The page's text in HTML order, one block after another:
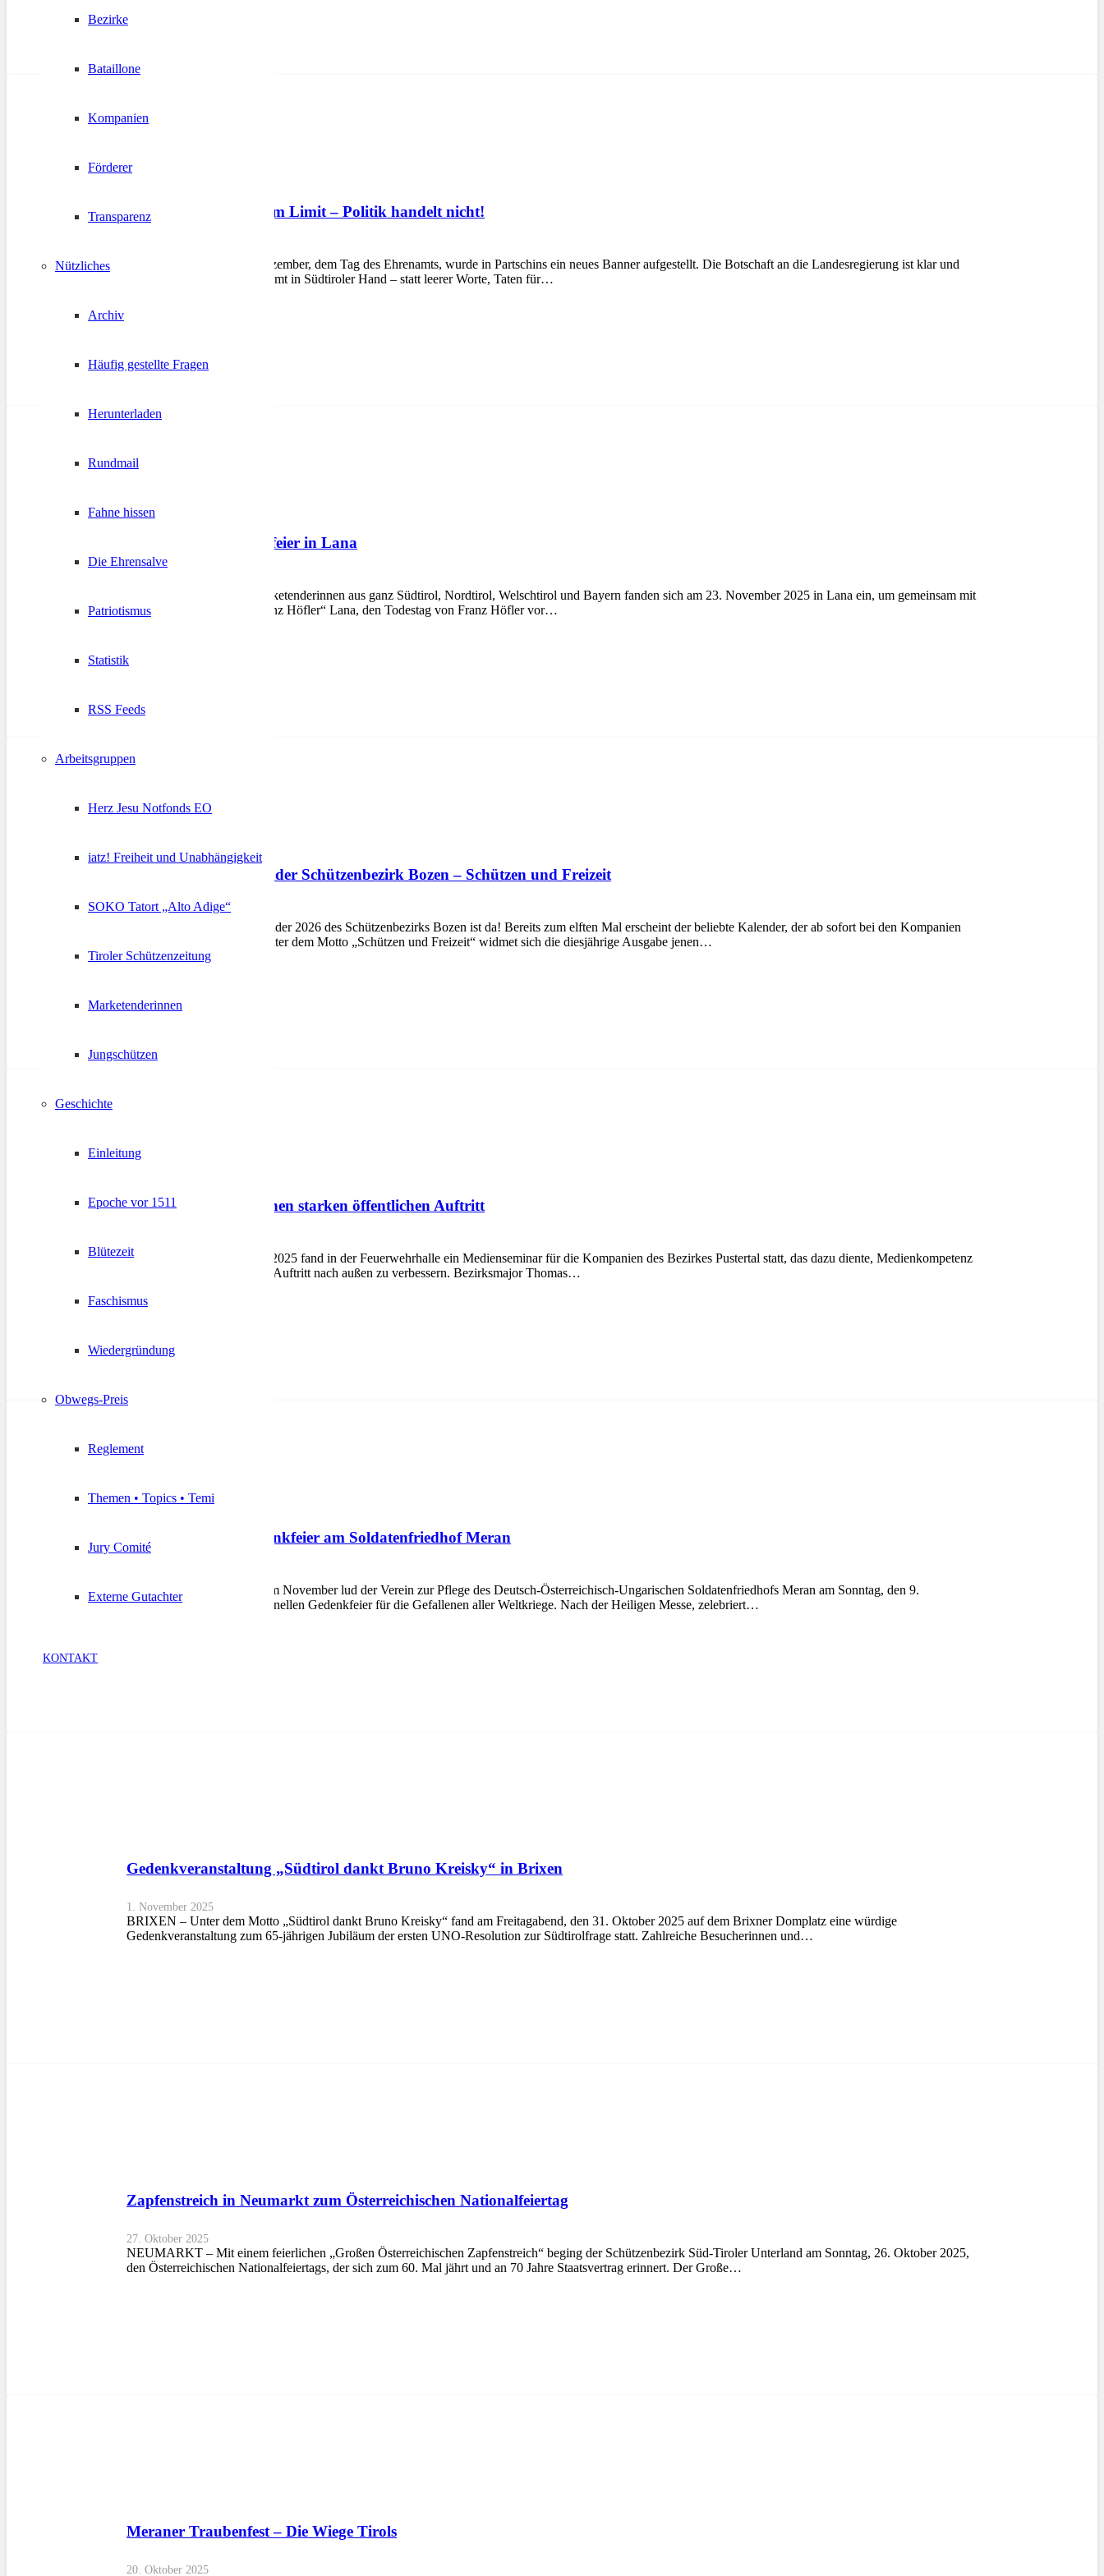
Bezirke
Bataillone
Kompanien
Förderer
Transparenz
Nützliches
Archiv
Häufig gestellte Fragen
Herunterladen
Rundmail
Fahne hissen
Die Ehrensalve
Patriotismus
Statistik
RSS Feeds
Arbeitsgruppen
Herz Jesu Notfonds EO
iatz! Freiheit und Unabhängigkeit
SOKO Tatort „Alto Adige“
Tiroler Schützenzeitung
Marketenderinnen
Jungschützen
Geschichte
Einleitung
Epoche vor 1511
Blütezeit
Faschismus
Wiedergründung
Obwegs-Preis
Reglement
Themen • Topics • Temi
Jury Comité
Externe Gutachter
KONTAKT
Südtirols Ehrenamt am Limit – Politik handelt nicht!
PARTSCHINS – Am 5. Dezember, dem Tag des Ehrenamts, wurde in Partschins ein neues Banner aufgestellt. Die Botschaft an die Landesregierung ist klar und
unmissverständlich: „Ehrenamt in Südtiroler Hand – statt leerer Worte, Taten für…
Franz-Höfler-Gedenkfeier in Lana
LANA – Schützen und Marketenderinnen aus ganz Südtirol, Nordtirol, Welschtirol und Bayern fanden sich am 23. November 2025 in Lana ein, um gemeinsam mit
der Schützenkompanie „Franz Höfler“ Lana, den Todestag von Franz Höfler vor…
11 Jahre Bezirkskalender Schützenbezirk Bozen – Schützen und Freizeit
19. November 2025
BOZEN – Der Bezirkskalender 2026 des Schützenbezirks Bozen ist da! Bereits zum elften Mal erscheint der beliebte Kalender, der ab sofort bei den Kompanien
des Bezirks erhältlich ist. Unter dem Motto „Schützen und Freizeit“ widmet sich die diesjährige Ausgabe jenen…
Medienseminar für einen starken öffentlichen Auftritt
16. November 2025
GAIS – Am 15. November 2025 fand in der Feuerwehrhalle ein Medienseminar für die Kompanien des Bezirkes Pustertal statt, das dazu diente, Medienkompetenz
zu stärken und den sicheren Auftritt nach außen zu verbessern. Bezirksmajor Thomas…
Seelensonntag – Gedenkfeier am Soldatenfriedhof Meran
MERAN – Wie jedes Jahr im November lud der Verein zur Pflege des Deutsch-Österreichisch-Ungarischen Soldatenfriedhofs Meran am Sonntag, den 9.
November 2025, zur traditionellen Gedenkfeier für die Gefallenen aller Weltkriege. Nach der Heiligen Messe, zelebriert…
Gedenkveranstaltung „Südtirol dankt Bruno Kreisky“ in Brixen
1. November 2025
BRIXEN – Unter dem Motto „Südtirol dankt Bruno Kreisky“ fand am Freitagabend, den 31. Oktober 2025 auf dem Brixner Domplatz eine würdige
Gedenkveranstaltung zum 65-jährigen Jubiläum der ersten UNO-Resolution zur Südtirolfrage statt. Zahlreiche Besucherinnen und…
Zapfenstreich in Neumarkt zum Österreichischen Nationalfeiertag
27. Oktober 2025
NEUMARKT – Mit einem feierlichen „Großen Österreichischen Zapfenstreich“ beging der Schützenbezirk Süd-Tiroler Unterland am Sonntag, 26. Oktober 2025,
den Österreichischen Nationalfeiertags, der sich zum 60. Mal jährt und an 70 Jahre Staatsvertrag erinnert. Der Große…
Meraner Traubenfest – Die Wiege Tirols
20. Oktober 2025